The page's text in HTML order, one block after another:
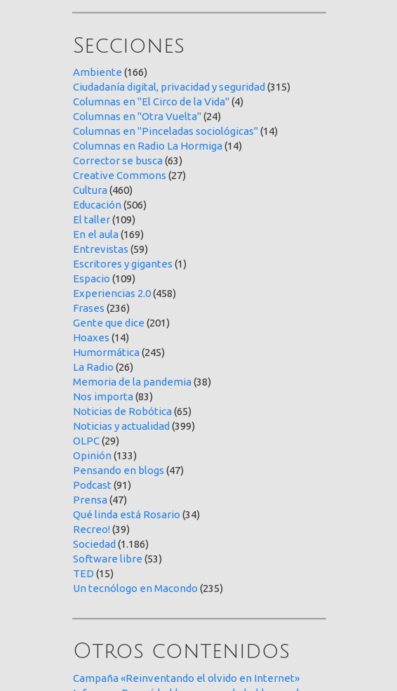
Secciones
Ambiente (166)
Ciudadanía digital, privacidad y seguridad (315)
Columnas en "El Circo de la Vida"(4)
Columnas en "Otra Vuelta"(24)
Columnas en "Pinceladas sociológicas"(14)
Columnas en Radio La Hormiga(14)
Corrector se busca(63)
Creative Commons (27)
Cultura(460)
Educación(506)
El taller(109)
En el aula(169)
Entrevistas (59)
Escritores y gigantes (1)
Espacio (109)
Experiencias 2.0(458)
Frases (236)
Gente que dice (201)
Hoaxes (14)
Humormática(245)
La Radio (26)
Memoria de la pandemia(38)
Nos importa(83)
Noticias de Robótica(65)
Noticias y actualidad (399)
OLPC(29)
Opinión(133)
Pensando en blogs (47)
Podcast (91)
Prensa(47)
Qué linda está Rosario (34)
Recreo!(39)
Sociedad (1.186)
Software libre (53)
TED (15)
Un tecnólogo en Macondo (235)
Otros contenidos
Campaña «Reinventando el olvido en Internet»